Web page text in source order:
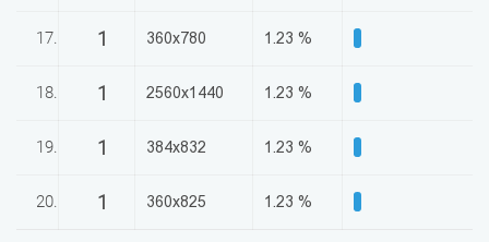
17. 1 360x780 1.23 %
18. 1 2560x1440 1.23 %
19. 1 384x832 1.23 %
20. 1 360x825 1.23 %